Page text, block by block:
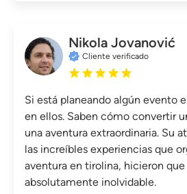
Nikola Jovanović
Cliente verificado
Si está planeando algún evento
en ellos. Saben cómo convertir
una aventura extraordinaria. Su
las increíbles experiencias que
aventura en tirolina, hicieron
absolutamente inolvidable.